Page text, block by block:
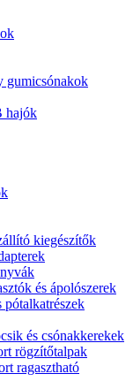
gumicsónakok
hajók
kiegészítők
és ápolószerek
és csónakkerekek
rögzítőtalpak
ragasztható